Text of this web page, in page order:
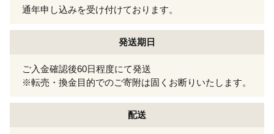
通年申し込みを受け付けております。
発送期日
ご入金確認後60日程度にて発送
※転売・換金目的でのご寄附は固くお断りいたします。
配送